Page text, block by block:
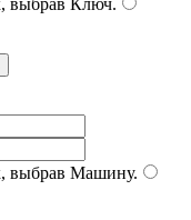
выбрав Ключ.
выбрав Машину.